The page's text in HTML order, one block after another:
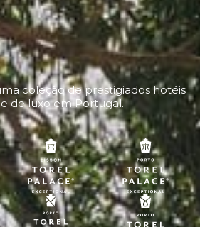
coleção de prestigiados hotéis
de luxo em Portugal.